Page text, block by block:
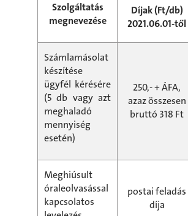
Szolgáltatás
megnevezése
Díjak (Ft/db)
2021.06.01-től
Számlamásolat
készítése
ügyfél kérésére
(5 db vagy azt
meghaladó
mennyiség
esetén)
250,- + ÁFA,
azaz összesen
bruttó 318 Ft
Meghiúsult
óraleolvasással
kapcsolatos
postai feladás
díja